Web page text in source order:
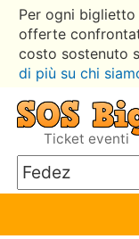
Per ogni
offerte
costo sostenuto
di più su chi
Ticket eventi